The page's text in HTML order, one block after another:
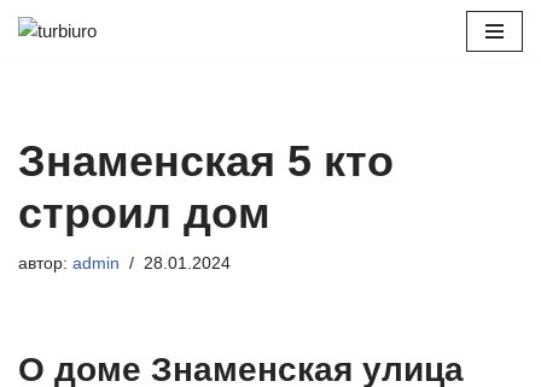
Знаменская 5 кто
строил дом
автор: admin 28.01.2024
О доме Знаменская улица